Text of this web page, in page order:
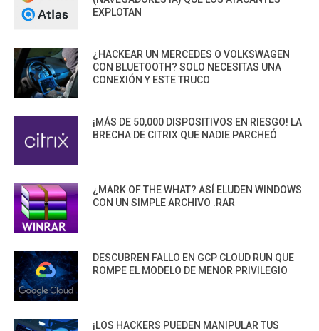
EXPLOTAN
¿HACKEAR UN MERCEDES O VOLKSWAGEN
CON BLUETOOTH? SOLO NECESITAS UNA
CONEXIÓN Y ESTE TRUCO
¡MÁS DE 50,000 DISPOSITIVOS EN RIESGO! LA
BRECHA DE CITRIX QUE NADIE PARCHEÓ
¿MARK OF THE WHAT? ASÍ ELUDEN WINDOWS
CON UN SIMPLE ARCHIVO .RAR
DESCUBREN FALLO EN GCP CLOUD RUN QUE
ROMPE EL MODELO DE MENOR PRIVILEGIO
¡LOS HACKERS PUEDEN MANIPULAR TUS